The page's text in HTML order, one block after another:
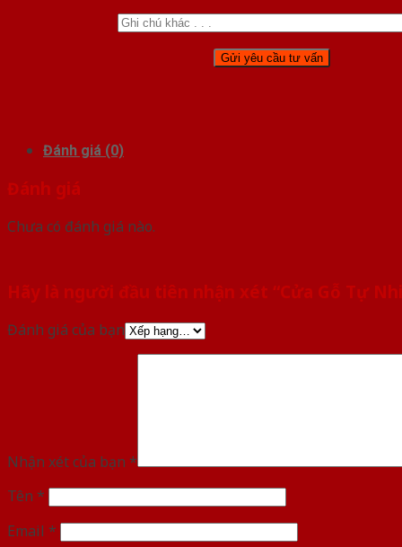
Đánh giá (0)
Đánh giá
Chưa có đánh giá nào.
Hãy là người đầu tiên nhận xét “Cửa Gỗ Tự
Đánh giá của bạn
Nhận xét của bạn *
Tên *
Email *